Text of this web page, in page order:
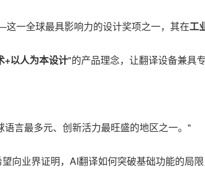
一全球最具影响力的设计奖项之一，其在工
+以人为本设计"的产品理念，让翻译设备兼具
言最多元、创新活力最旺盛的地区之一。"
向业界证明，AI翻译如何突破基础功能的局